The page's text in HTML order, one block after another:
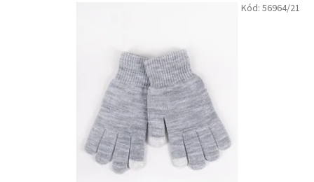
Kód: 56964/21